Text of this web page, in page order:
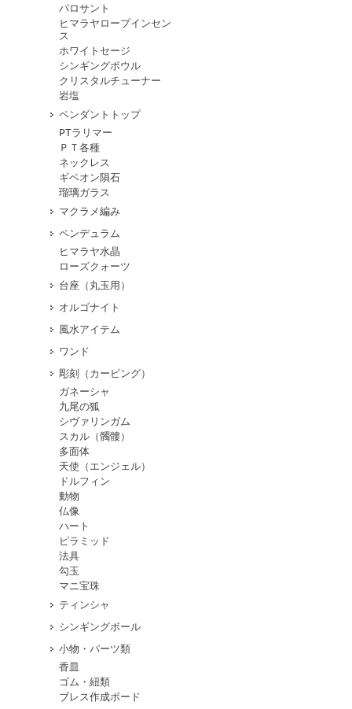
パロサント
ヒマラヤロープインセン
ス
ホワイトセージ
シンギングボウル
クリスタルチューナー
岩塩
ペンダントトップ
PTラリマー
ＰＴ各種
ネックレス
ギベオン隕石
瑠璃ガラス
マクラメ編み
ペンデュラム
ヒマラヤ水晶
ローズクォーツ
台座（丸玉用）
オルゴナイト
風水アイテム
ワンド
彫刻（カービング）
ガネーシャ
九尾の狐
シヴァリンガム
スカル（髑髏）
多面体
天使（エンジェル）
ドルフィン
動物
仏像
ハート
ピラミッド
法具
勾玉
マニ宝珠
ティンシャ
シンギングボール
小物・パーツ類
香皿
ゴム・紐類
ブレス作成ボード